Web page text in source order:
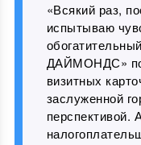
«Всякий раз,
испытываю
ДАЙМОНДС» по
визитных
заслуженной
перспективой.